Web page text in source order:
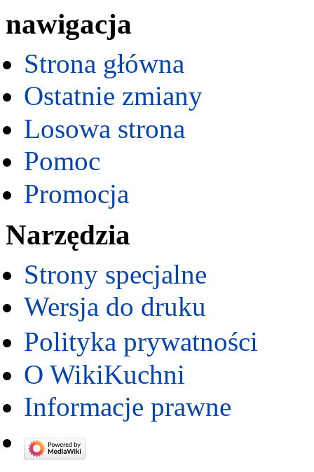
nawigacja
Strona główna
Ostatnie zmiany
Losowa strona
Pomoc
Promocja
Narzędzia
Strony specjalne
Wersja do druku
Polityka prywatności
O WikiKuchni
Informacje prawne